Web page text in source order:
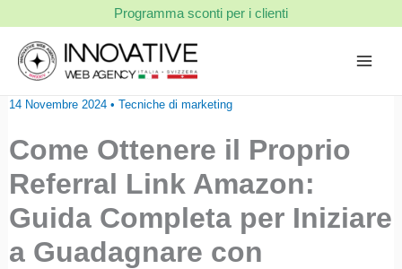
contenuto
Programma sconti per i clienti
14 Novembre 2024 • Tecniche di marketing
Come Ottenere il Proprio
Referral Link Amazon:
Guida Completa per Iniziare
a Guadagnare con